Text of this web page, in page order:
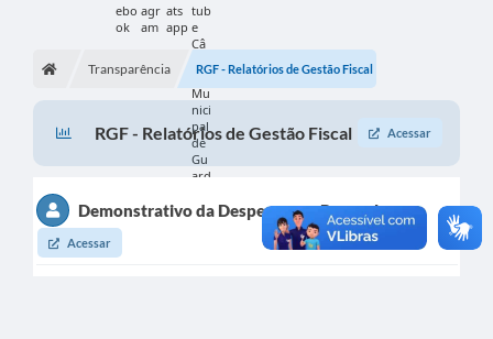
Transparência RGF - Relatórios de Gestão Fiscal
RGF - Relatórios de Gestão Fiscal Acessar
Demonstrativo da Despesa com Pessoal
Acessar